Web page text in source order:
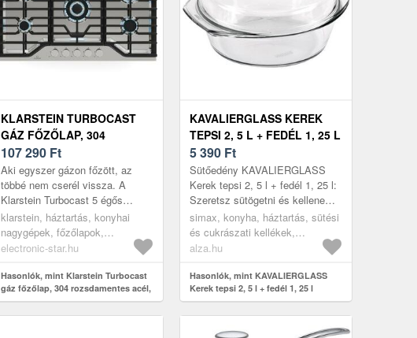
KLARSTEIN TURBOCAST
GÁZ FŐZŐLAP, 304
ROZSDAMENTES ACÉL, 5
ÉGŐ, PROFESSZIONÁLIS
ÖNTÖTTVAS TARTÓ, WOK-
ÉGŐ
107 290 Ft
Aki egyszer gázon főzött, az
többé nem cserél vissza. A
Klarstein Turbocast 5 égős
beépíthető gázfőzőlap azonnal
reagál minden kézmozdulatára –
a l...
klarstein, háztartás, konyhai
nagygépek, főzőlapok,
gázfőzőlapok
electronic-star.hu
Hasonlók, mint Klarstein Turbocast
gáz főzőlap, 304 rozsdamentes acél,
5 égő, professzionális öntöttvas
tartó, wok-égő
KAVALIERGLASS KEREK
TEPSI 2, 5 L + FEDÉL 1, 25 L
5 390 Ft
Sütőedény KAVALIERGLASS
Kerek tepsi 2, 5 l + fedél 1, 25 l:
Szeretsz sütögetni és kellene
egy új sütőedény? A klassz
KAVALIERGLASS Kerek tepsi 2,
5...
simax, konyha, háztartás, sütési
és cukrászati kellékek,
sütőedények
alza.hu
Hasonlók, mint KAVALIERGLASS
Kerek tepsi 2, 5 l + fedél 1, 25 l